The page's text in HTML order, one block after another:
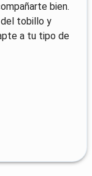
bien.
tobillo y
a tu tipo de